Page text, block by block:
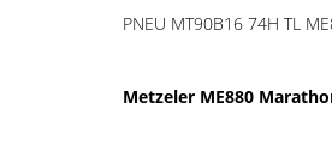
PNEU MT90B16 74H TL
Metzeler ME880